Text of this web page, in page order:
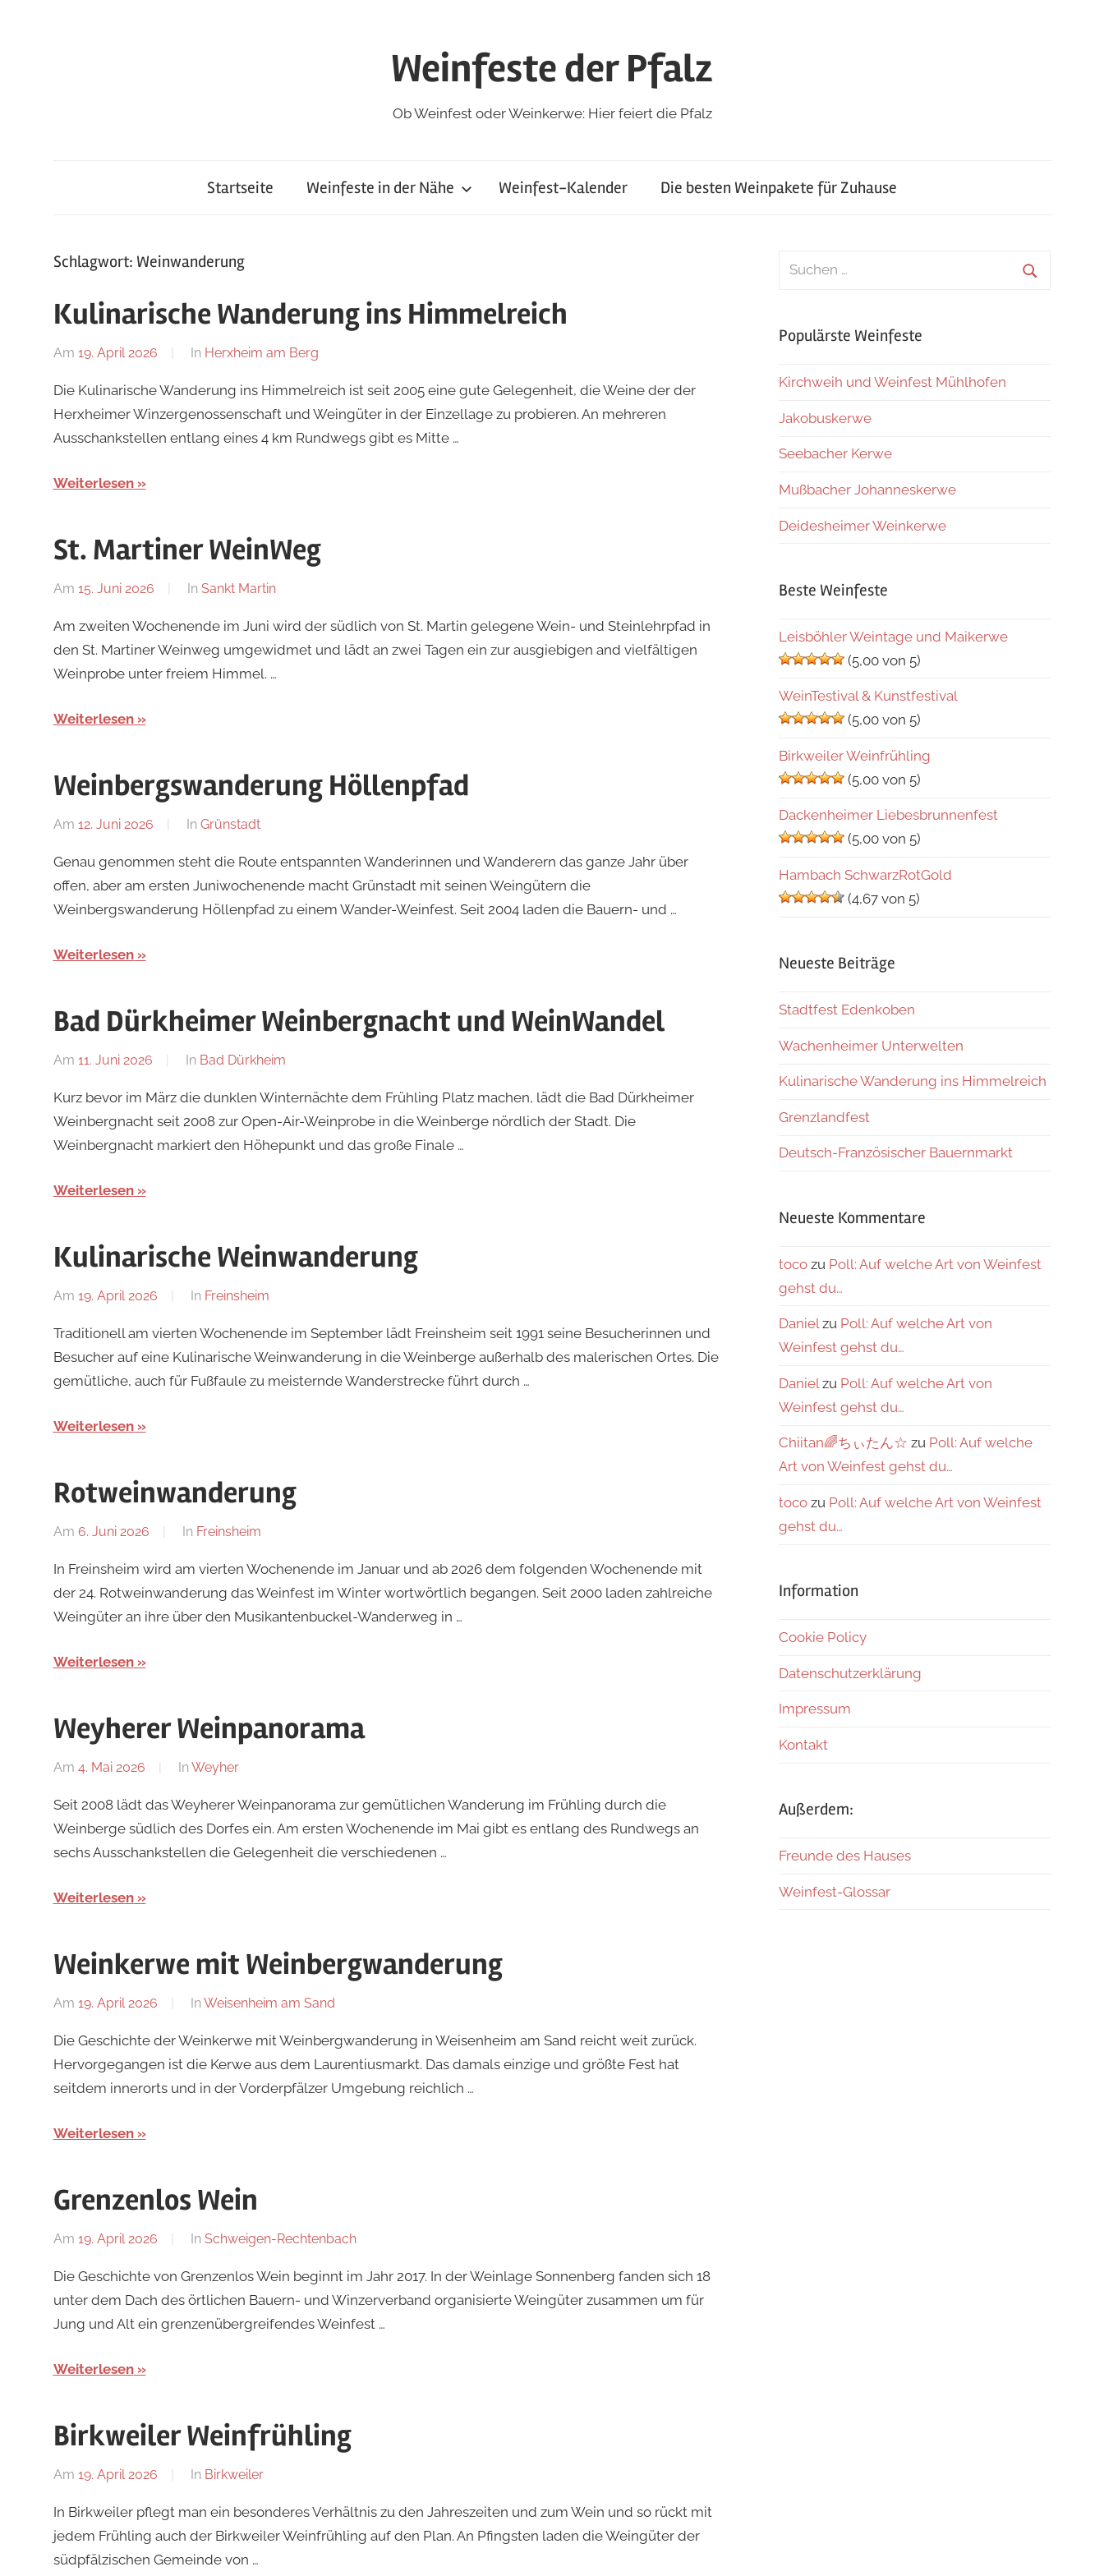
Weinfeste der Pfalz
Ob Weinfest oder Weinkerwe: Hier feiert die Pfalz
Startseite Weinfeste in der Nähe Weinfest-Kalender Die besten Weinpakete für Zuhause
Schlagwort: Weinwanderung
Kulinarische Wanderung ins Himmelreich
Am 19. April 2026
Von
In Herxheim am Berg
Die Kulinarische Wanderung ins Himmelreich ist seit 2005 eine gute Gelegenheit, die Weine der der
Herxheimer Winzergenossenschaft und Weingüter in der Einzellage zu probieren. An mehreren
Ausschankstellen entlang eines 4 km Rundwegs gibt es Mitte …
Weiterlesen
St. Martiner WeinWeg
Am 15. Juni 2026
Von
In Sankt Martin
Am zweiten Wochenende im Juni wird der südlich von St. Martin gelegene Wein- und Steinlehrpfad in
den St. Martiner Weinweg umgewidmet und lädt an zwei Tagen ein zur ausgiebigen and vielfältigen
Weinprobe unter freiem Himmel. …
Weiterlesen
Weinbergswanderung Höllenpfad
Am 12. Juni 2026
Von
In Grünstadt
Genau genommen steht die Route entspannten Wanderinnen und Wanderern das ganze Jahr über
offen, aber am ersten Juniwochenende macht Grünstadt mit seinen Weingütern die
Weinbergswanderung Höllenpfad zu einem Wander-Weinfest. Seit 2004 laden die Bauern- und …
Weiterlesen
Bad Dürkheimer Weinbergnacht und WeinWandel
Am 11. Juni 2026
Von
In Bad Dürkheim
Kurz bevor im März die dunklen Winternächte dem Frühling Platz machen, lädt die Bad Dürkheimer
Weinbergnacht seit 2008 zur Open-Air-Weinprobe in die Weinberge nördlich der Stadt. Die
Weinbergnacht markiert den Höhepunkt und das große Finale …
Weiterlesen
Kulinarische Weinwanderung
Am 19. April 2026
Von
In Freinsheim
Traditionell am vierten Wochenende im September lädt Freinsheim seit 1991 seine Besucherinnen und
Besucher auf eine Kulinarische Weinwanderung in die Weinberge außerhalb des malerischen Ortes. Die
gemütliche, auch für Fußfaule zu meisternde Wanderstrecke führt durch …
Weiterlesen
Rotweinwanderung
Am 6. Juni 2026
Von
In Freinsheim
In Freinsheim wird am vierten Wochenende im Januar und ab 2026 dem folgenden Wochenende mit
der 24. Rotweinwanderung das Weinfest im Winter wortwörtlich begangen. Seit 2000 laden zahlreiche
Weingüter an ihre über den Musikantenbuckel-Wanderweg in …
Weiterlesen
Weyherer Weinpanorama
Am 4. Mai 2026
Von
In Weyher
Seit 2008 lädt das Weyherer Weinpanorama zur gemütlichen Wanderung im Frühling durch die
Weinberge südlich des Dorfes ein. Am ersten Wochenende im Mai gibt es entlang des Rundwegs an
sechs Ausschankstellen die Gelegenheit die verschiedenen …
Weiterlesen
Weinkerwe mit Weinbergwanderung
Am 19. April 2026
Von
In Weisenheim am Sand
Die Geschichte der Weinkerwe mit Weinbergwanderung in Weisenheim am Sand reicht weit zurück.
Hervorgegangen ist die Kerwe aus dem Laurentiusmarkt. Das damals einzige und größte Fest hat
seitdem innerorts und in der Vorderpfälzer Umgebung reichlich …
Weiterlesen
Grenzenlos Wein
Am 19. April 2026
Von
In Schweigen-Rechtenbach
Die Geschichte von Grenzenlos Wein beginnt im Jahr 2017. In der Weinlage Sonnenberg fanden sich 18
unter dem Dach des örtlichen Bauern- und Winzerverband organisierte Weingüter zusammen um für
Jung und Alt ein grenzenübergreifendes Weinfest …
Weiterlesen
Birkweiler Weinfrühling
Am 19. April 2026
Von
In Birkweiler
In Birkweiler pflegt man ein besonderes Verhältnis zu den Jahreszeiten und zum Wein und so rückt mit
jedem Frühling auch der Birkweiler Weinfrühling auf den Plan. An Pfingsten laden die Weingüter der
südpfälzischen Gemeinde von …
Suchen
Populärste Weinfeste
Kirchweih und Weinfest Mühlhofen
Jakobuskerwe
Seebacher Kerwe
Mußbacher Johanneskerwe
Deidesheimer Weinkerwe
Beste Weinfeste
Leisböhler Weintage und Maikerwe
(5,00 von 5)
WeinTestival & Kunstfestival
(5,00 von 5)
Birkweiler Weinfrühling
(5,00 von 5)
Dackenheimer Liebesbrunnenfest
(5,00 von 5)
Hambach SchwarzRotGold
(4,67 von 5)
Neueste Beiträge
Stadtfest Edenkoben
Wachenheimer Unterwelten
Kulinarische Wanderung ins Himmelreich
Grenzlandfest
Deutsch-Französischer Bauernmarkt
Neueste Kommentare
toco zu Poll: Auf welche Art von Weinfest
gehst du…
Danielzu Poll: Auf welche Art von
Weinfest gehst du…
Daniel zu Poll: Auf welche Art von
Weinfest gehst du…
Chiitan🌈ちぃたん☆ zu Poll: Auf welche
Art von Weinfest gehst du…
toco zu Poll: Auf welche Art von Weinfest
gehst du…
Information
Cookie Policy
Datenschutzerklärung
Impressum
Kontakt
Außerdem:
Freunde des Hauses
Weinfest-Glossar